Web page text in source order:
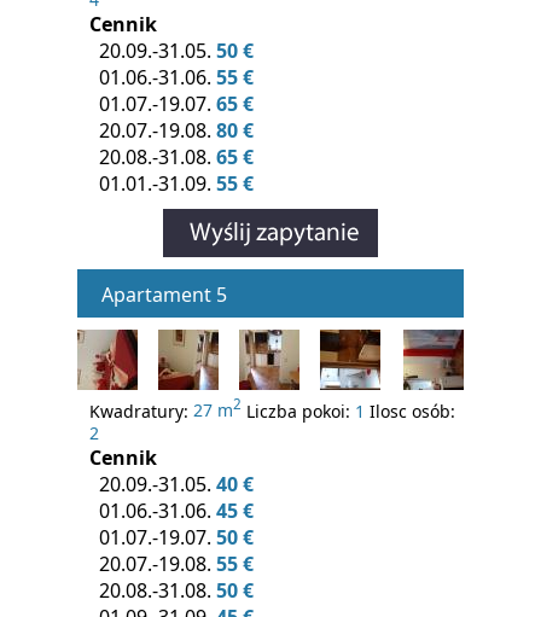
Cennik
20.09.-31.05. 50 €
01.06.-31.06. 55 €
01.07.-19.07. 65 €
20.07.-19.08. 80 €
20.08.-31.08. 65 €
01.01.-31.09. 55 €
Apartament 5
Kwadratury: 27 m2 Liczba pokoi: 1 Ilosc osób:
2
Cennik
20.09.-31.05. 40 €
01.06.-31.06. 45 €
01.07.-19.07. 50 €
20.07.-19.08. 55 €
20.08.-31.08. 50 €